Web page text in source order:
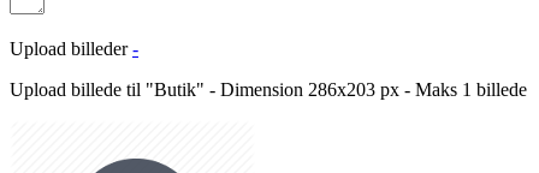
Upload billeder -
Upload billede til "Butik" - Dimension 286x203 px - Maks 1 billede